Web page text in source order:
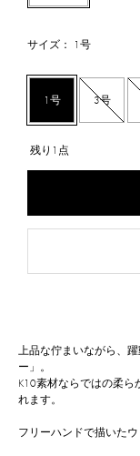
サイズ： 1号
1号 3号
残り1点
上品な佇まいながら、
ー」。
K10素材ならではの柔ら
れます。
フリーハンドで描いた